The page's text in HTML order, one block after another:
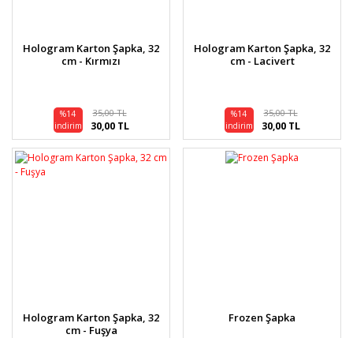
Hologram Karton Şapka, 32
cm - Kırmızı
%14
indirim
35,00 TL
30,00 TL
Hologram Karton Şapka, 32
cm - Lacivert
%14
indirim
35,00 TL
30,00 TL
Hologram Karton Şapka, 32
cm - Fuşya
Frozen Şapka